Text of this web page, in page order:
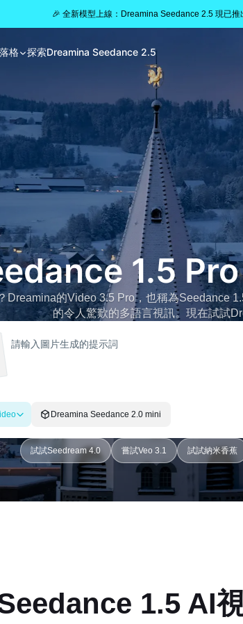
🎉 全新模型上線：Dreamina Seedance 2.5 現已推
格 探索Dreamina Seedance 2.5
1.5
Dreamina的Video 3.5 Pro，也稱為Seedance
的令人驚歎的多語言視訊。現在試試
Dreamina Seedance 2.0 mini
試試Seedream 4.0 嘗試Veo 3.1 試試納米香蕉
1.5 AI